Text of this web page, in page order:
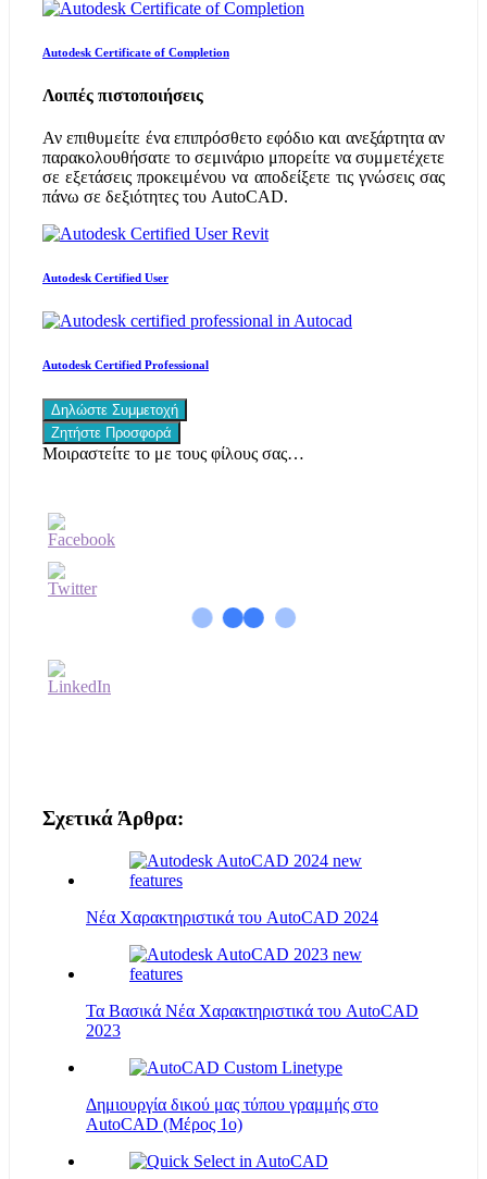
Autodesk Certificate of Completion
Λοιπές πιστοποιήσεις
Αν επιθυμείτε ένα επιπρόσθετο εφόδιο και ανεξάρτητα αν
παρακολουθήσατε το σεμινάριο μπορείτε να συμμετέχετε
σε εξετάσεις προκειμένου να αποδείξετε τις γνώσεις σας
πάνω σε δεξιότητες του AutoCAD.
Autodesk Certified User
Autodesk Certified Professional
Δηλώστε Συμμετοχή
Ζητήστε Προσφορά
Μοιραστείτε το με τους φίλους σας…
Σχετικά Άρθρα:
Νέα Χαρακτηριστικά του AutoCAD 2024
Τα Βασικά Νέα Χαρακτηριστικά του AutoCAD
2023
Δημιουργία δικού μας τύπου γραμμής στο
AutoCAD (Μέρος 1ο)